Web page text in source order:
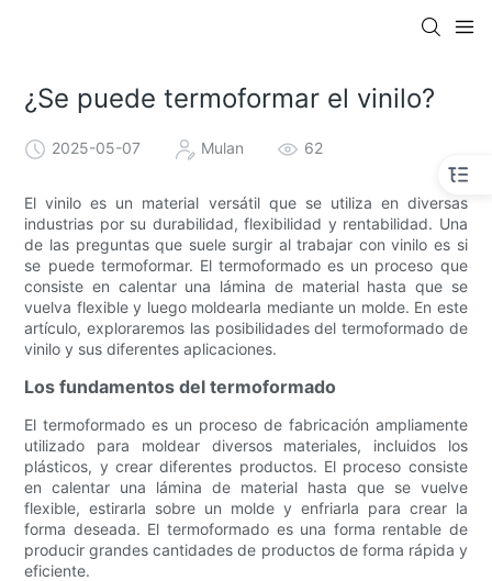
¿Se puede termoformar el vinilo?
2025-05-07 Mulan 62
El vinilo es un material versátil que se utiliza en diversas
industrias por su durabilidad, flexibilidad y rentabilidad. Una
de las preguntas que suele surgir al trabajar con vinilo es si
se puede termoformar. El termoformado es un proceso que
consiste en calentar una lámina de material hasta que se
vuelva flexible y luego moldearla mediante un molde. En este
artículo, exploraremos las posibilidades del termoformado de
vinilo y sus diferentes aplicaciones.
Los fundamentos del termoformado
El termoformado es un proceso de fabricación ampliamente
utilizado para moldear diversos materiales, incluidos los
plásticos, y crear diferentes productos. El proceso consiste
en calentar una lámina de material hasta que se vuelve
flexible, estirarla sobre un molde y enfriarla para crear la
forma deseada. El termoformado es una forma rentable de
producir grandes cantidades de productos de forma rápida y
eficiente.